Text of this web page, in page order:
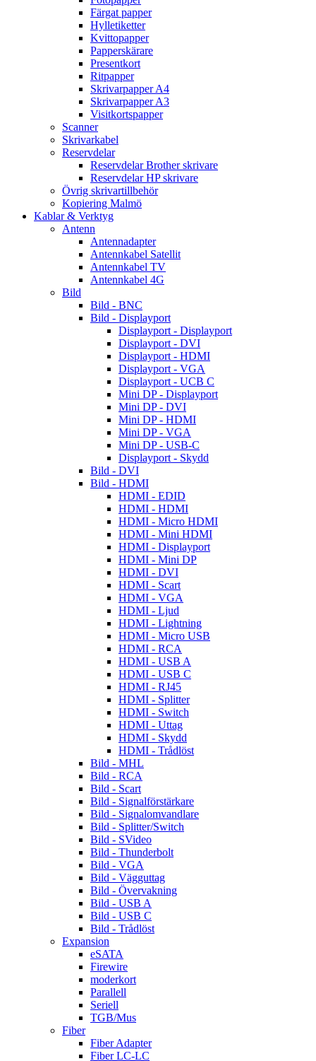
Färgat papper
Hylletiketter
Kvittopapper
Papperskärare
Presentkort
Ritpapper
Skrivarpapper A4
Skrivarpapper A3
Visitkortspapper
Scanner
Skrivarkabel
Reservdelar
Reservdelar Brother skrivare
Reservdelar HP skrivare
Övrig skrivartillbehör
Kopiering Malmö
Kablar & Verktyg
Antenn
Antennadapter
Antennkabel Satellit
Antennkabel TV
Antennkabel 4G
Bild
Bild - BNC
Bild - Displayport
Displayport - Displayport
Displayport - DVI
Displayport - HDMI
Displayport - VGA
Displayport - UCB C
Mini DP - Displayport
Mini DP - DVI
Mini DP - HDMI
Mini DP - VGA
Mini DP - USB-C
Displayport - Skydd
Bild - DVI
Bild - HDMI
HDMI - EDID
HDMI - HDMI
HDMI - Micro HDMI
HDMI - Mini HDMI
HDMI - Displayport
HDMI - Mini DP
HDMI - DVI
HDMI - Scart
HDMI - VGA
HDMI - Ljud
HDMI - Lightning
HDMI - Micro USB
HDMI - RCA
HDMI - USB A
HDMI - USB C
HDMI - RJ45
HDMI - Splitter
HDMI - Switch
HDMI - Uttag
HDMI - Skydd
HDMI - Trådlöst
Bild - MHL
Bild - RCA
Bild - Scart
Bild - Signalförstärkare
Bild - Signalomvandlare
Bild - Splitter/Switch
Bild - SVideo
Bild - Thunderbolt
Bild - VGA
Bild - Vägguttag
Bild - Övervakning
Bild - USB A
Bild - USB C
Bild - Trådlöst
Expansion
eSATA
Firewire
moderkort
Parallell
Seriell
TGB/Mus
Fiber
Fiber Adapter
Fiber LC-LC